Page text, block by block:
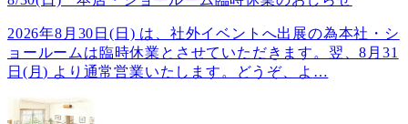
2026年8月30日(日) は、社外イベントへ出展の為本社・シ
ョールームは臨時休業とさせていただきます。翌、8月31
日(月) より通常営業いたします。どうぞ、よ …